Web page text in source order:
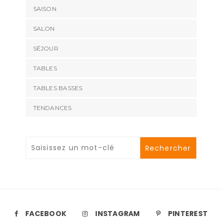
SAISON
SALON
SÉJOUR
TABLES
TABLES BASSES
TENDANCES
FACEBOOK INSTAGRAM PINTEREST